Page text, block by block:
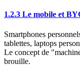
1.2.3 Le mobile et
Smartphones
tablettes, laptops
Le concept de
brouille.